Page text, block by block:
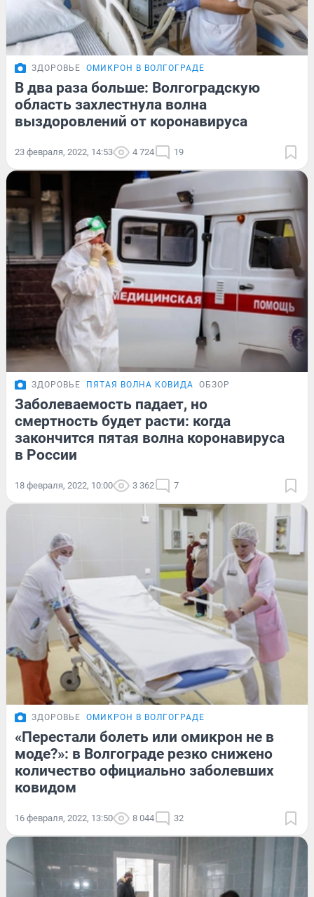
ЗДОРОВЬЕ ОМИКРОН В ВОЛГОГРАДЕ
В два раза больше: Волгоградскую
область захлестнула волна
выздоровлений от коронавируса
23 февраля, 2022, 14:53 4 724 19
ЗДОРОВЬЕ ПЯТАЯ ВОЛНА КОВИДА ОБЗОР
Заболеваемость падает, но
смертность будет расти: когда
закончится пятая волна коронавируса
в России
18 февраля, 2022, 10:00 3 362 7
ЗДОРОВЬЕ ОМИКРОН В ВОЛГОГРАДЕ
«Перестали болеть или омикрон не в
моде?»: в Волгограде резко снижено
количество официально заболевших
ковидом
16 февраля, 2022, 13:50 8 044 32